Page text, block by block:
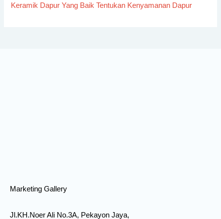
Keramik Dapur Yang Baik Tentukan Kenyamanan Dapur
Marketing Gallery
Jl.KH.Noer Ali No.3A, Pekayon Jaya,